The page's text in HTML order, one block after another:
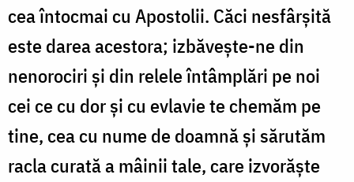
cea întocmai cu Apostolii. Căci nesfârșită
este darea acestora; izbăvește-ne din
nenorociri și din relele întâmplări pe noi
cei ce cu dor și cu evlavie te chemăm pe
tine, cea cu nume de doamnă și sărutăm
racla curată a mâinii tale, care izvorăște